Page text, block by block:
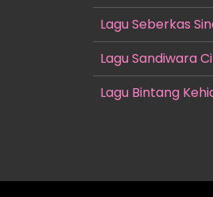
Lagu Seberkas
Lagu Sandiwara
Lagu Bintang